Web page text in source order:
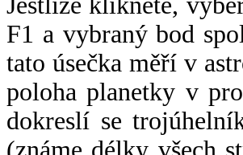
F1 a vybraný bod
tato úsečka měří v
poloha planetky v
dokreslí se